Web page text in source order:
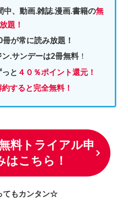
中、動画.雑誌.漫画.書籍の無
題！
が常に読み放題！
.サンデーは2冊無料！
と ４０％ポイント還元！
すると完全無料！
料トライアル申
はこちら！
もカンタン☆